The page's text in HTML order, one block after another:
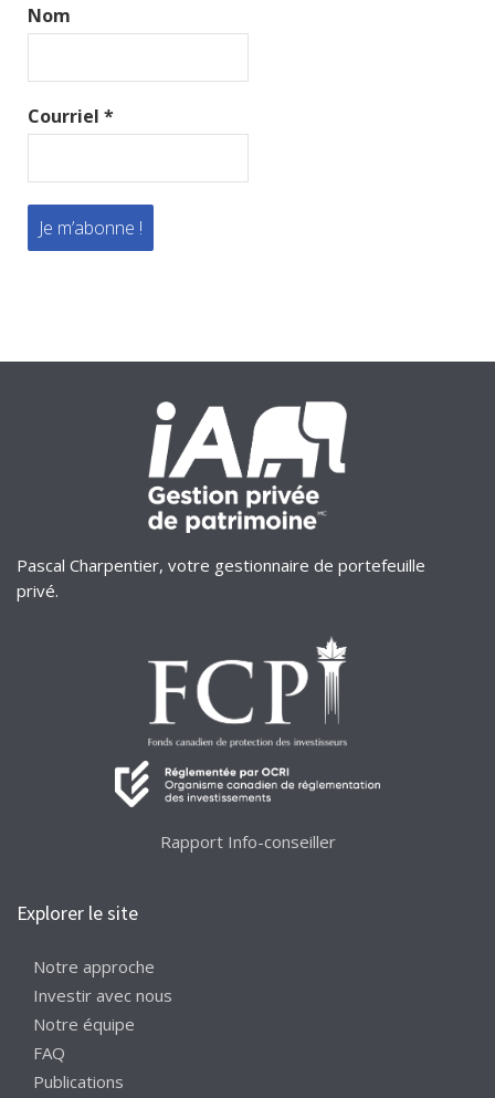
Nom
Courriel *
Pascal Charpentier, votre gestionnaire de portefeuille
privé.
Rapport Info-conseiller
Explorer le site
Notre approche
Investir avec nous
Notre équipe
FAQ
Publications